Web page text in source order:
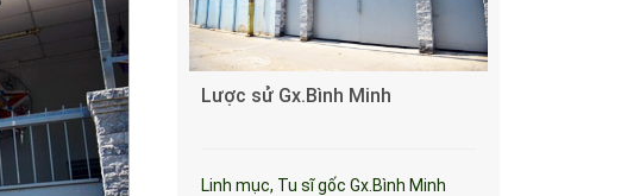
Lược sử Gx.Bình Minh
Linh mục, Tu sĩ gốc Gx.Bình Minh